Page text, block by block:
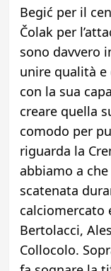
Begić per il
Čolak per
sono davvero
unire qualità
con la sua
creare quella
comodo per
riguarda la
abbiamo a
scatenata
calciomercato
Bertolacci,
Collocolo.